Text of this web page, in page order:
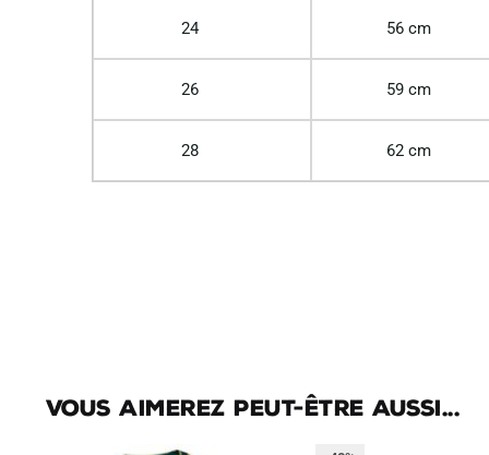
24 56 cm
26 59 cm
28 62 cm
Vous aimerez peut-être aussi...